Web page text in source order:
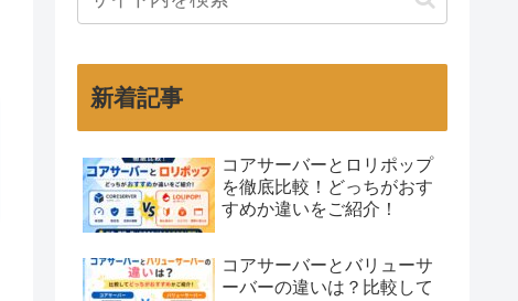
新着記事
コアサーバーとロリポップ
を徹底比較！どっちがおす
すめか違いをご紹介！
コアサーバーとバリューサ
ーバーの違いは？比較して